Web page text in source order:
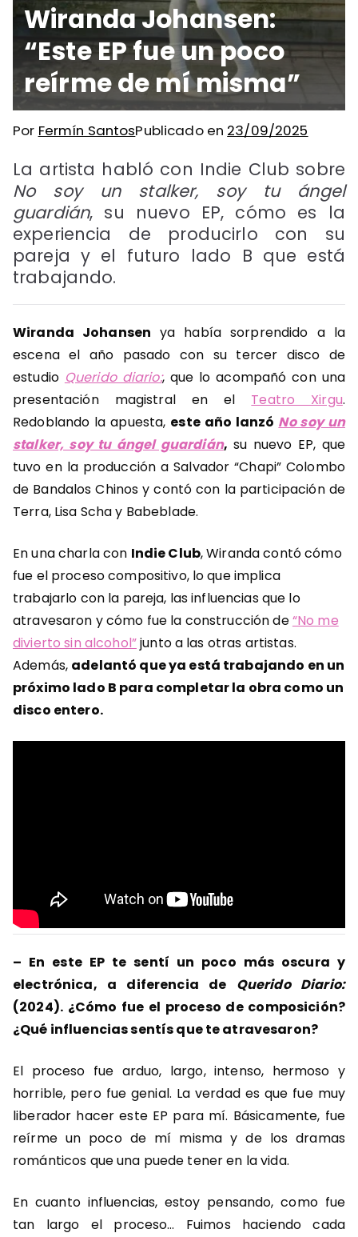
Wiranda Johansen:
“Este EP fue un poco
reírme de mí misma”
Por Fermín SantosPublicado en 23/09/2025
La artista habló con Indie Club sobre
No soy un stalker, soy tu ángel
guardián, su nuevo EP, cómo es la
experiencia de producirlo con su
pareja y el futuro lado B que está
trabajando.
Wiranda Johansen ya había sorprendido a la
escena el año pasado con su tercer disco de
estudio Querido diario:, que lo acompañó con una
presentación magistral en el Teatro Xirgu.
Redoblando la apuesta, este año lanzó No soy un
stalker, soy tu ángel guardián, su nuevo EP, que
tuvo en la producción a Salvador “Chapi” Colombo
de Bandalos Chinos y contó con la participación de
Terra, Lisa Scha y Babeblade.
En una charla con Indie Club, Wiranda contó cómo
fue el proceso compositivo, lo que implica
trabajarlo con la pareja, las influencias que lo
atravesaron y cómo fue la construcción de“No me
divierto sin alcohol”junto a las otras artistas.
Además, adelantó que ya está trabajando en un
próximo lado B para completar la obra como un
disco entero.
– En este EP te sentí un poco más oscura y
electrónica, a diferencia de Querido Diario:
(2024). ¿Cómo fue el proceso de composición?
¿Qué influencias sentís que te atravesaron?
El proceso fue arduo, largo, intenso, hermoso y
horrible, pero fue genial. La verdad es que fue muy
liberador hacer este EP para mí. Básicamente, fue
reírme un poco de mí misma y de los dramas
románticos que una puede tener en la vida.
En cuanto influencias, estoy pensando, como fue
tan largo el proceso… Fuimos haciendo cada